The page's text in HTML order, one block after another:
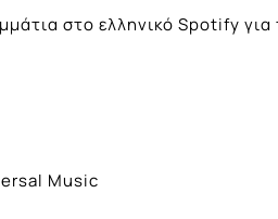
στο ελληνικό Spotify για
Music